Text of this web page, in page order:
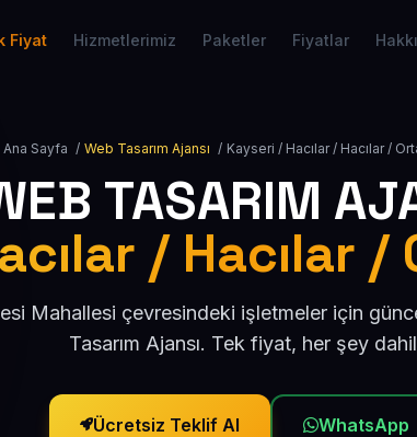
Fiyat Hizmetlerimiz Paketler Fiyatlar
Ana Sayfa / Web Tasarım Ajansı / Kayseri / Hacılar / Hacılar /
TASARIM
/ Hacılar
Mahallesi çevresindeki işletmeler için
Tasarım Ajansı. Tek fiyat, her şey
Ücretsiz Teklif Al WhatsApp